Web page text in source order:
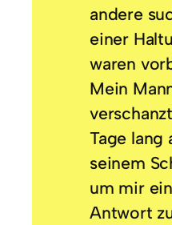
andere
einer
waren
Mein
Tage lang
seinem
um mir
Antwort